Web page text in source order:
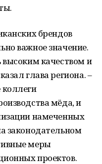
брендов
важное значение.
высоким качеством и
глава региона. –
мёда, и
намеченных
законодательном
меры
проектов.